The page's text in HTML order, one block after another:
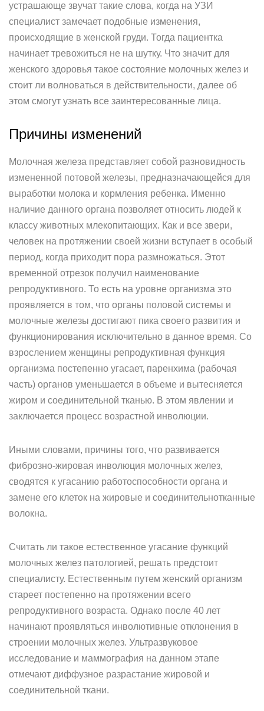
устрашающе звучат такие слова, когда на УЗИ
специалист замечает подобные изменения,
происходящие в женской груди. Тогда пациентка
начинает тревожиться не на шутку. Что значит для
женского здоровья такое состояние молочных желез и
стоит ли волноваться в действительности, далее об
этом смогут узнать все заинтересованные лица.
Причины изменений
Молочная железа представляет собой разновидность
измененной потовой железы, предназначающейся для
выработки молока и кормления ребенка. Именно
наличие данного органа позволяет относить людей к
классу животных млекопитающих. Как и все звери,
человек на протяжении своей жизни вступает в особый
период, когда приходит пора размножаться. Этот
временной отрезок получил наименование
репродуктивного. То есть на уровне организма это
проявляется в том, что органы половой системы и
молочные железы достигают пика своего развития и
функционирования исключительно в данное время. Со
взрослением женщины репродуктивная функция
организма постепенно угасает, паренхима (рабочая
часть) органов уменьшается в объеме и вытесняется
жиром и соединительной тканью. В этом явлении и
заключается процесс возрастной инволюции.
Иными словами, причины того, что развивается
фиброзно-жировая инволюция молочных желез,
сводятся к угасанию работоспособности органа и
замене его клеток на жировые и соединительнотканные
волокна.
Считать ли такое естественное угасание функций
молочных желез патологией, решать предстоит
специалисту. Естественным путем женский организм
стареет постепенно на протяжении всего
репродуктивного возраста. Однако после 40 лет
начинают проявляться инволютивные отклонения в
строении молочных желез. Ультразвуковое
исследование и маммография на данном этапе
отмечают диффузное разрастание жировой и
соединительной ткани.